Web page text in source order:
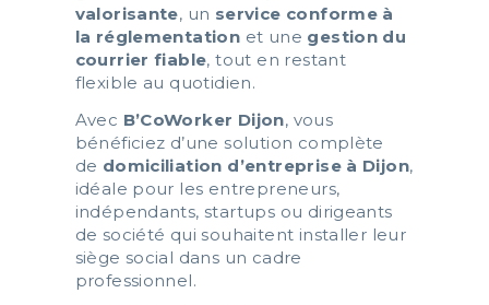
valorisante, un service conforme à
la réglementation et une gestion du
courrier fiable, tout en restant
flexible au quotidien.
Avec B’CoWorker Dijon, vous
bénéficiez d’une solution complète
de domiciliation d’entreprise à Dijon,
idéale pour les entrepreneurs,
indépendants, startups ou dirigeants
de société qui souhaitent installer leur
siège social dans un cadre
professionnel.